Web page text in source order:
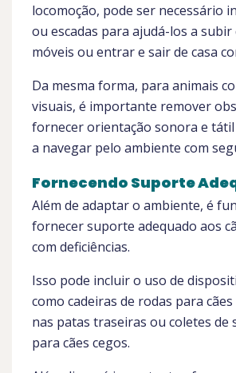
locomoção, pode ser necessário
ou escadas para ajudá-los a subir
móveis ou entrar e sair de casa
Da mesma forma, para animais
visuais, é importante remover
fornecer orientação sonora e
a navegar pelo ambiente com
Fornecendo Suporte
Além de adaptar o ambiente, é
fornecer suporte adequado aos
com deficiências.
Isso pode incluir o uso de
como cadeiras de rodas para
nas patas traseiras ou coletes de
para cães cegos.